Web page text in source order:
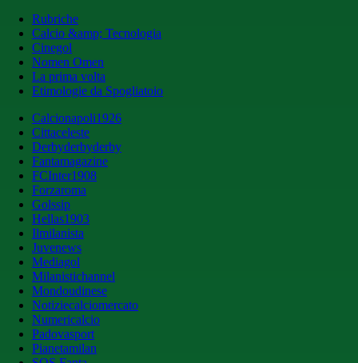
Rubriche
Calcio &amp; Tecnologia
Cinegol
Nomen Omen
La prima volta
Etimologie da Spogliatoio
Calcionapoli1926
Cittaceleste
Derbyderbyderby
Fantamagazine
FCInter1908
Forzaroma
Golssip
Hellas1903
Ilmilanista
Juvenews
Mediagol
Milanistichannel
Mondoudinese
Notiziecalciomercato
Numericalcio
Padovasport
Pianetamilan